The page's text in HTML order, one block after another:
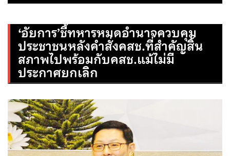
‘อัยการ’ชี้ทหารหมดอำนาจควบคุม
ประชาชนหลังคำสั่งคสช.ที่สำคัญสิ้น
สภาพไปพร้อมกับคสช.แม้ไม่มี
ประกาศยกเลิก